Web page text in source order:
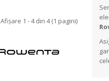
Afişare 1 - 4 din 4 (1 pagini)